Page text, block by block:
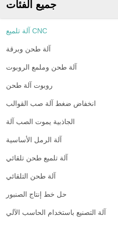
جميع الفئات
آلة تلميع CNC
آلة طحن وبرقة
آلة طحن وملمع الروبوت
روبوت آلة طحن
انخفاض ضغط آلة صب القوالب
الجاذبية يموت الصب آلة
آلة الرمل الأساسية
آلة تلميع طحن تلقائي
آلة طحن التلقائي
حل خط إنتاج الصنبور
آلة التصنيع باستخدام الحاسب الآلي